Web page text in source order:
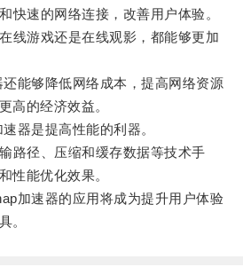
速的网络连接，改善用户体验。
游戏还是在线观影，都能够更加
够降低网络成本，提高网络资源
高的经济效益。
是提高性能的利器。
径、压缩和缓存数据等技术手
性能优化效果。
速器的应用将成为提升用户体验
。